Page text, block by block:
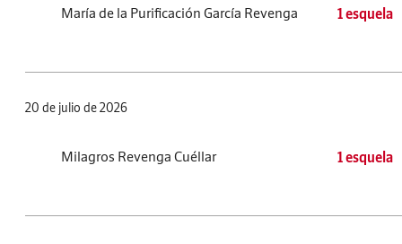
María de la Purificación García Revenga 1 esquela
20 de julio de 2026
Milagros Revenga Cuéllar 1 esquela